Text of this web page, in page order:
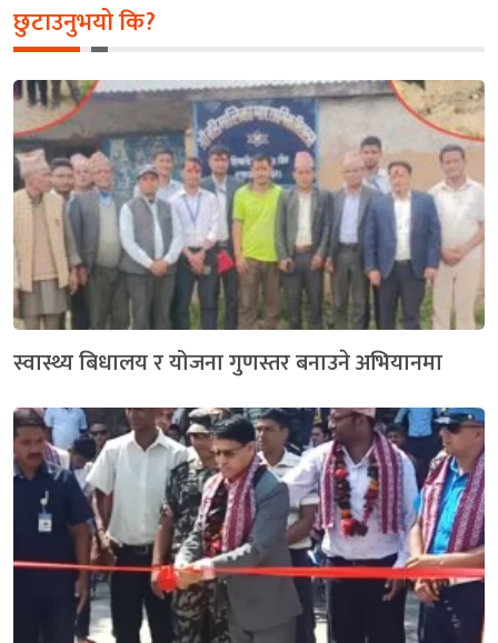
छुटाउनुभयो कि?
स्वास्थ्य बिधालय र योजना गुणस्तर बनाउने अभियानमा